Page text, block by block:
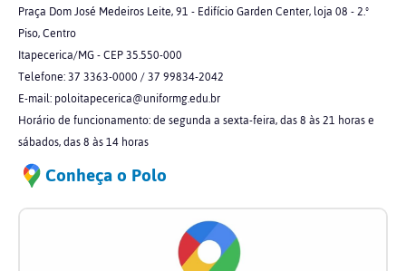
Praça Dom José Medeiros Leite, 91 - Edifício Garden Center, loja 08 - 2.º
Piso, Centro
Itapecerica/MG - CEP 35.550-000
Telefone: 37 3363-0000 / 37 99834-2042
E-mail: poloitapecerica@uniformg.edu.br
Horário de funcionamento: de segunda a sexta-feira, das 8 às 21 horas e
sábados, das 8 às 14 horas
Conheça o Polo